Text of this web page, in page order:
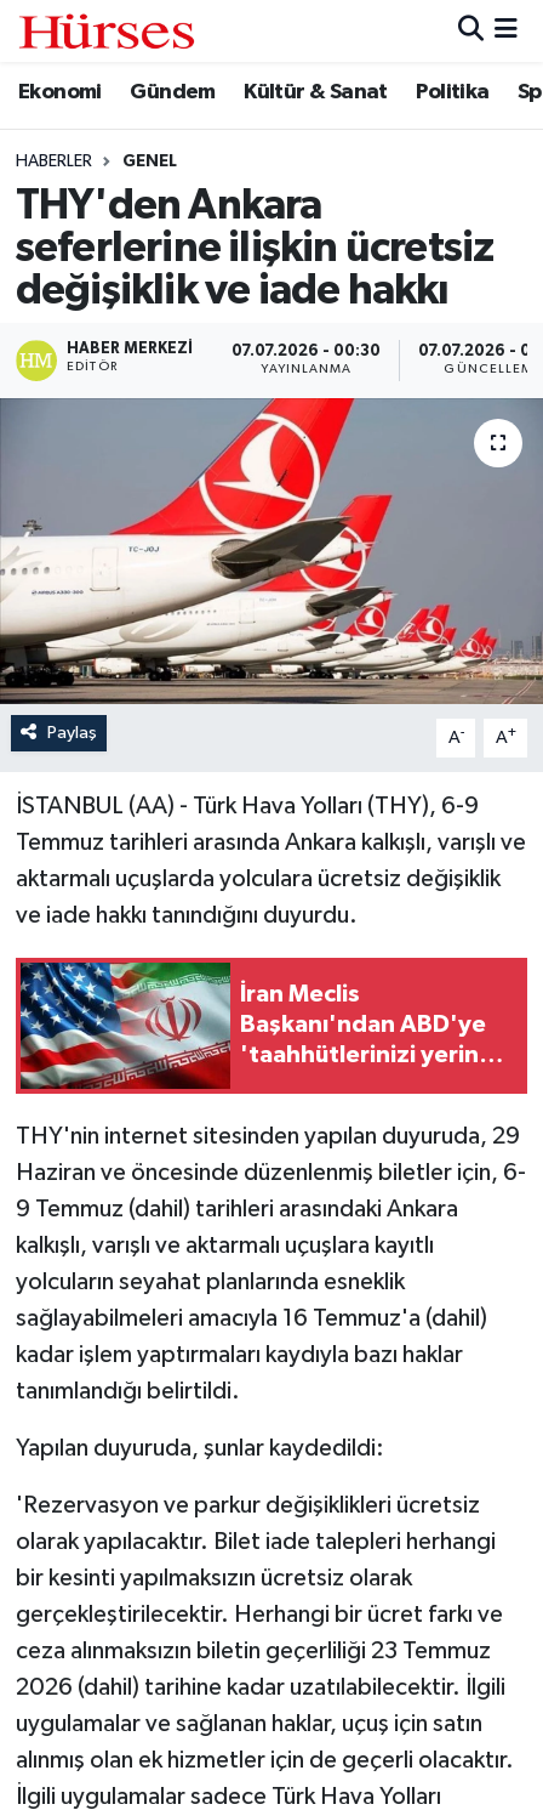
Ekonomi Gündem Kültür & Sanat Politika
HABERLER GENEL
THY'den Ankara
seferlerine ilişkin ücretsiz
değişiklik ve iade hakkı
HABER MERKEZI
EDITÖR
07.07.2026 - 00:30
YAYINLANMA
07.07.2026 -
GÜNCELLEME
Paylaş A- A+
İSTANBUL (AA) - Türk Hava Yolları (THY), 6-9
Temmuz tarihleri arasında Ankara kalkışlı, varışlı ve
aktarmalı uçuşlarda yolculara ücretsiz değişiklik
ve iade hakkı tanındığını duyurdu.
İran Meclis
Başkanı'ndan ABD'ye
'taahhütlerinizi yerine
THY'nin internet sitesinden yapılan duyuruda, 29
Haziran ve öncesinde düzenlenmiş biletler için, 6-
9 Temmuz (dahil) tarihleri arasındaki Ankara
kalkışlı, varışlı ve aktarmalı uçuşlara kayıtlı
yolcuların seyahat planlarında esneklik
sağlayabilmeleri amacıyla 16 Temmuz'a (dahil)
kadar işlem yaptırmaları kaydıyla bazı haklar
tanımlandığı belirtildi.
Yapılan duyuruda, şunlar kaydedildi:
'Rezervasyon ve parkur değişiklikleri ücretsiz
olarak yapılacaktır. Bilet iade talepleri herhangi
bir kesinti yapılmaksızın ücretsiz olarak
gerçekleştirilecektir. Herhangi bir ücret farkı ve
ceza alınmaksızın biletin geçerliliği 23 Temmuz
2026 (dahil) tarihine kadar uzatılabilecektir. İlgili
uygulamalar ve sağlanan haklar, uçuş için satın
alınmış olan ek hizmetler için de geçerli olacaktır.
İlgili uygulamalar sadece Türk Hava Yolları
Ekonomi
Gündem
Kültür & Sanat
Politika
Spor
Turizm
Hava Durumu
Trafik Durumu
Süper Lig Puan Durumu ve Fikstür
Tüm Manşetler
Son Dakika Haberleri
Haber Arşivi